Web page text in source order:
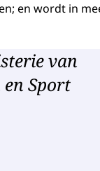
en wordt in
van
Sport